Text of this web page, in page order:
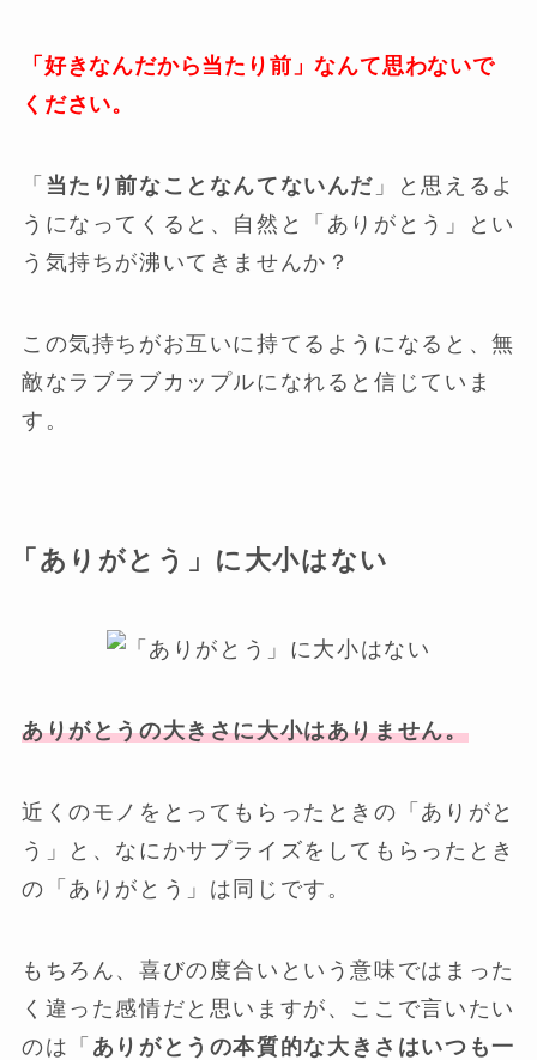
「好きなんだから当たり前」なんて思わないで
ください。
「 当たり前なことなんてないんだ 」と思えるよ
うになってくると、自然と「ありがとう」とい
う気持ちが沸いてきませんか？
この気持ちがお互いに持てるようになると、無
敵なラブラブカップルになれると信じていま
す。
「ありがとう」に大小はない
ありがとうの大きさに大小はありません。
近くのモノをとってもらったときの「ありがと
う」と、なにかサプライズをしてもらったとき
の「ありがとう」は同じです。
もちろん、喜びの度合いという意味ではまった
く違った感情だと思いますが、ここで言いたい
のは「 ありがとうの本質的な大きさはいつも一